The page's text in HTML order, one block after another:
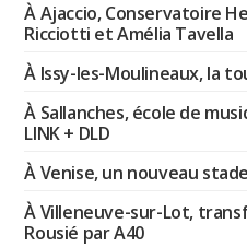
À Ajaccio, Conservatoire
Ricciotti et Amélia Tavella
À Issy-les-Moulineaux, la
À Sallanches, école de
LINK + DLD
À Venise, un nouveau
À Villeneuve-sur-Lot,
Rousié par A40